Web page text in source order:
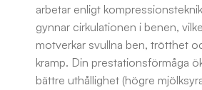
arbetar enligt
gynnar cirkulationen i benen,
motverkar svullna ben, trötthet
kramp. Din prestationsförmåga
bättre uthållighet (högre